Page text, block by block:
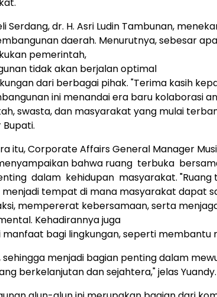
Serdang, dr. H. Asri Ludin Tambunan,
daerah. Menurutnya, sebesar
pemerintah,
tidak akan berjalan optimal
dari berbagai pihak. "Terima kasih
ini menandai era baru kolaborasi
swasta, dan masyarakat yang mulai
Bupati.
itu, Corporate Affairs General Manager
bahwa ruang terbuka
dalam kehidupan masyarakat. "Ruang
tempat di mana masyarakat dapat
mempererat kebersamaan, serta
Kehadirannya juga
bagi lingkungan, seperti membantu
sehingga menjadi bagian penting dalam
berkelanjutandan sejahtera," jelas Yuandy.